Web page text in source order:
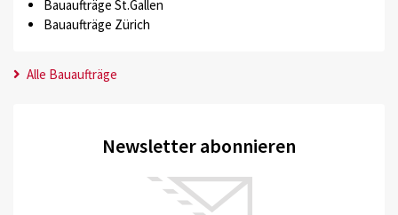
Bauaufträge St.Gallen
Bauaufträge Zürich
Alle Bauaufträge
Newsletter abonnieren